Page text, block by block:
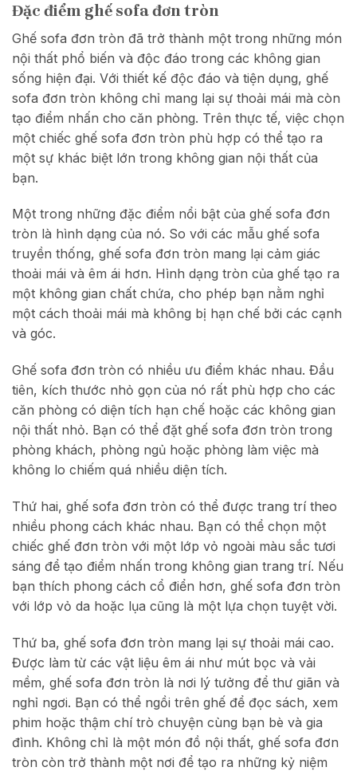
Đặc điểm ghế sofa đơn tròn
Ghế sofa đơn tròn đã trở thành một trong những món
nội thất phổ biến và độc đáo trong các không gian
sống hiện đại. Với thiết kế độc đáo và tiện dụng, ghế
sofa đơn tròn không chỉ mang lại sự thoải mái mà còn
tạo điểm nhấn cho căn phòng. Trên thực tế, việc chọn
một chiếc ghế sofa đơn tròn phù hợp có thể tạo ra
một sự khác biệt lớn trong không gian nội thất của
bạn.
Một trong những đặc điểm nổi bật của ghế sofa đơn
tròn là hình dạng của nó. So với các mẫu ghế sofa
truyền thống, ghế sofa đơn tròn mang lại cảm giác
thoải mái và êm ái hơn. Hình dạng tròn của ghế tạo ra
một không gian chất chứa, cho phép bạn nằm nghỉ
một cách thoải mái mà không bị hạn chế bởi các cạnh
và góc.
Ghế sofa đơn tròn có nhiều ưu điểm khác nhau. Đầu
tiên, kích thước nhỏ gọn của nó rất phù hợp cho các
căn phòng có diện tích hạn chế hoặc các không gian
nội thất nhỏ. Bạn có thể đặt ghế sofa đơn tròn trong
phòng khách, phòng ngủ hoặc phòng làm việc mà
không lo chiếm quá nhiều diện tích.
Thứ hai, ghế sofa đơn tròn có thể được trang trí theo
nhiều phong cách khác nhau. Bạn có thể chọn một
chiếc ghế đơn tròn với một lớp vỏ ngoài màu sắc tươi
sáng để tạo điểm nhấn trong không gian trang trí. Nếu
bạn thích phong cách cổ điển hơn, ghế sofa đơn tròn
với lớp vỏ da hoặc lụa cũng là một lựa chọn tuyệt vời.
Thứ ba, ghế sofa đơn tròn mang lại sự thoải mái cao.
Được làm từ các vật liệu êm ái như mút bọc và vải
mềm, ghế sofa đơn tròn là nơi lý tưởng để thư giãn và
nghỉ ngơi. Bạn có thể ngồi trên ghế để đọc sách, xem
phim hoặc thậm chí trò chuyện cùng bạn bè và gia
đình. Không chỉ là một món đồ nội thất, ghế sofa đơn
tròn còn trở thành một nơi để tạo ra những kỷ niệm